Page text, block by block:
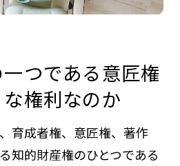
つである意匠権
権利なのか
育成者権、意匠権、著作
知的財産権のひとつである